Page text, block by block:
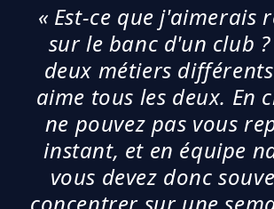
« Est-ce que j'aimerais
sur le banc d'un club
deux métiers
aime tous les deux. En
ne pouvez pas vous
instant, et en équipe
vous devez donc
concentrer sur une